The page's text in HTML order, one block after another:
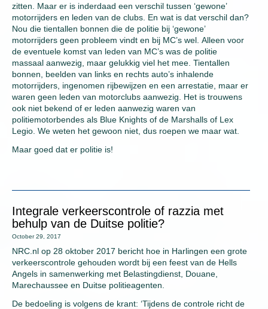
zitten. Maar er is inderdaad een verschil tussen ‘gewone’
motorrijders en leden van de clubs. En wat is dat verschil dan?
Nou die tientallen bonnen die de politie bij ‘gewone’
motorrijders geen probleem vindt en bij MC’s wel. Alleen voor
de eventuele komst van leden van MC’s was de politie
massaal aanwezig, maar gelukkig viel het mee. Tientallen
bonnen, beelden van links en rechts auto’s inhalende
motorrijders, ingenomen rijbewijzen en een arrestatie, maar er
waren geen leden van motorclubs aanwezig. Het is trouwens
ook niet bekend of er leden aanwezig waren van
politiemotorbendes als Blue Knights of de Marshalls of Lex
Legio. We weten het gewoon niet, dus roepen we maar wat.
Maar goed dat er politie is!
Integrale verkeerscontrole of razzia met
behulp van de Duitse politie?
October 29, 2017
NRC.nl op 28 oktober 2017 bericht hoe in Harlingen een grote
verkeerscontrole gehouden wordt bij een feest van de Hells
Angels in samenwerking met Belastingdienst, Douane,
Marechaussee en Duitse politieagenten.
De bedoeling is volgens de krant: ‘Tijdens de controle richt de